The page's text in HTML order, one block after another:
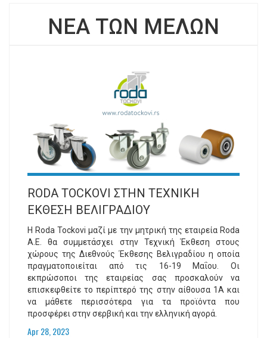
ΝΕΑ ΤΩΝ ΜΕΛΩΝ
RODA TOCKOVI ΣΤΗΝ ΤΕΧΝΙΚΗ
ΕΚΘΕΣΗ ΒΕΛΙΓΡΑΔΙΟΥ
H Roda Tockovi μαζί με την μητρική της εταιρεία Roda
A.E. θα συμμετάσχει στην Τεχνική Έκθεση στους
χώρους της Διεθνούς Έκθεσης Βελιγραδίου η οποία
πραγματοποιείται από τις 16-19 Μαΐου. Οι
εκπρώσοποι της εταιρείας σας προσκαλούν να
επισκεφθείτε το περίπτερό της στην αίθουσα 1Α και
να μάθετε περισσότερα για τα προϊόντα που
προσφέρει στην σερβική και την ελληνική αγορά.
Apr 28, 2023